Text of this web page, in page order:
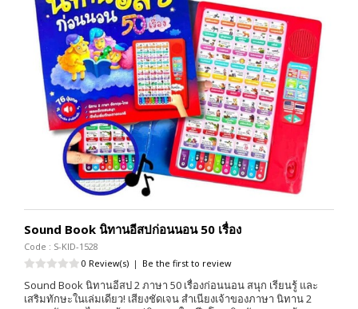
Sound Book นิทานอีสปก่อนนอน 50 เรื่อง
Code : S-KID-1528
0 Review(s) | Be the first to review
Sound Book นิทานอีสป 2 ภาษา 50 เรื่องก่อนนอน สนุก เรียนรู้ และ
เสริมทักษะในเล่มเดียว! เสียงชัดเจน สำเนียงเจ้าของภาษา นิทาน 2